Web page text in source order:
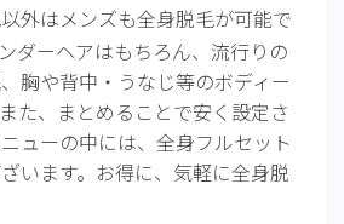
外はメンズも全身脱毛が可能で
ダーヘアはもちろん、流行りの
胸や背中・うなじ等のボディー
た、まとめることで安く設定さ
ューの中には、全身フルセット
います。お得に、気軽に全身脱